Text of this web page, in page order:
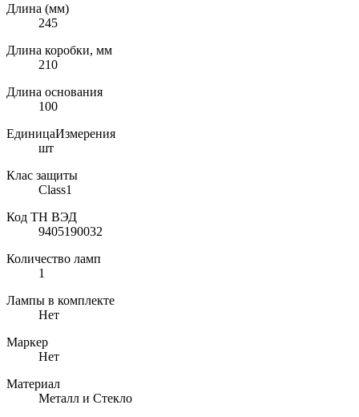
Длина (мм)
245
Длина коробки, мм
210
Длина основания
100
ЕдиницаИзмерения
шт
Клас защиты
Class1
Код ТН ВЭД
9405190032
Количество ламп
1
Лампы в комплекте
Нет
Маркер
Нет
Материал
Металл и Стекло